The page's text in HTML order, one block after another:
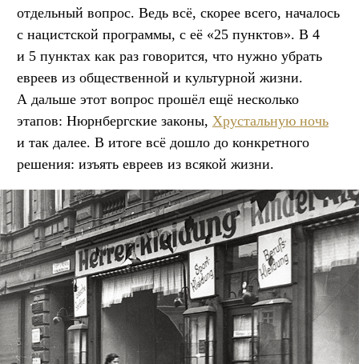
отдельный вопрос. Ведь всё, скорее всего, началось
с нацистской программы, с её «25 пунктов». В 4
и 5 пунктах как раз говорится, что нужно убрать
евреев из общественной и культурной жизни.
А дальше этот вопрос прошёл ещё несколько
этапов: Нюрнбергские законы, Хрустальную ночь
и так далее. В итоге всё дошло до конкретного
решения: изъять евреев из всякой жизни.